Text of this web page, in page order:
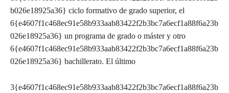
b026e18925a36} ciclo formativo de grado superior, el
6{e4607f1c468ec91e58b933aab83422f2b3bc7a6ecf1a88f6a23b
026e18925a36} un programa de grado o máster y otro
6{e4607f1c468ec91e58b933aab83422f2b3bc7a6ecf1a88f6a23b
026e18925a36} bachillerato. El último
3{e4607f1c468ec91e58b933aab83422f2b3bc7a6ecf1a88f6a23b